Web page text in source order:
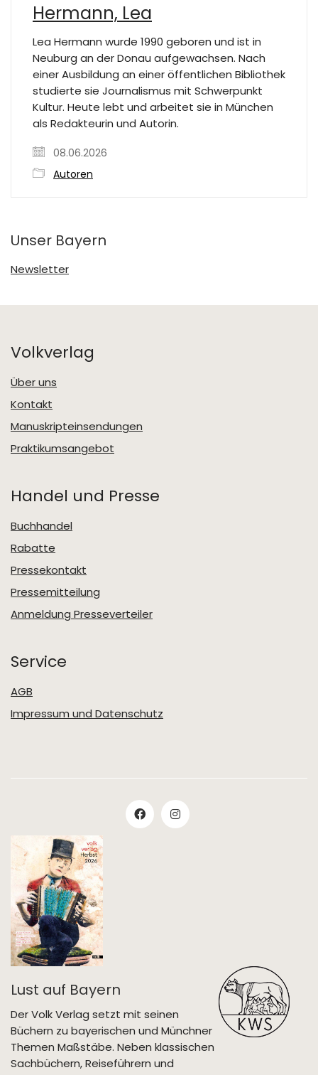
Hermann, Lea
Lea Hermann wurde 1990 geboren und ist in
Neuburg an der Donau aufgewachsen. Nach
einer Ausbildung an einer öffentlichen Bibliothek
studierte sie Journalismus mit Schwerpunkt
Kultur. Heute lebt und arbeitet sie in München
als Redakteurin und Autorin.
08.06.2026
Autoren
Unser Bayern
Newsletter
Volkverlag
Über uns
Kontakt
Manuskripteinsendungen
Praktikumsangebot
Handel und Presse
Buchhandel
Rabatte
Pressekontakt
Pressemitteilung
Anmeldung Presseverteiler
Service
AGB
Impressum und Datenschutz
Lust auf Bayern
Der Volk Verlag setzt mit seinen
Büchern zu bayerischen und Münchner
Themen Maßstäbe. Neben klassischen
Sachbüchern, Reiseführern und